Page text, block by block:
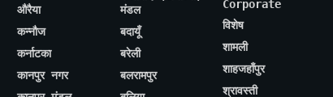
औरैया
कन्नौज
कर्नाटका
कानपुर नगर
मंडल
बदायूँ
बरेली
बलरामपुर
Corporate
विशेष
शामली
शाहजहाँपुर
श्रावस्ती